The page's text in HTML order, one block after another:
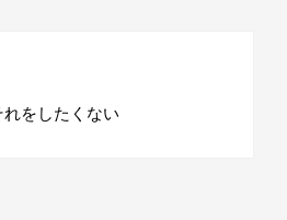
をしたくない